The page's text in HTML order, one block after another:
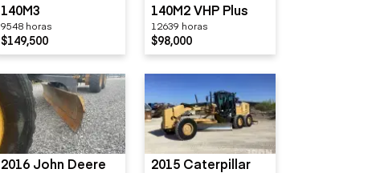
140M3
9548 horas
$149,500
140M2 VHP Plus
12639 horas
$98,000
2016 John Deere
2015 Caterpillar